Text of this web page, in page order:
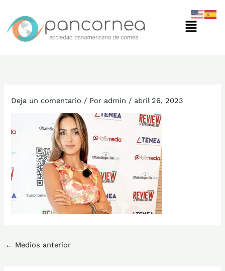
contenido
Menú
Deja un comentario / Por admin / abril 26, 2023
← Medios anterior